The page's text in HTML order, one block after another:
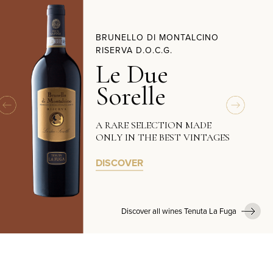
BRUNELLO DI MONTALCINO
RISERVA D.O.C.G.
Le Due
Sorelle
A RARE SELECTION MADE
ONLY IN THE BEST VINTAGES
DISCOVER
Discover all wines Tenuta La Fuga